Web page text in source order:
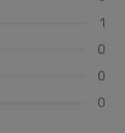
1
0
0
0